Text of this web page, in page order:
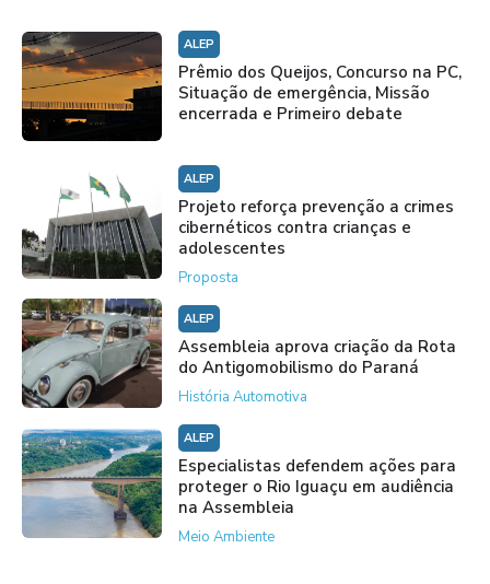
ALEP
Prêmio dos Queijos, Concurso na PC,
Situação de emergência, Missão
encerrada e Primeiro debate
ALEP
Projeto reforça prevenção a crimes
cibernéticos contra crianças e
adolescentes
Proposta
ALEP
Assembleia aprova criação da Rota
do Antigomobilismo do Paraná
História Automotiva
ALEP
Especialistas defendem ações para
proteger o Rio Iguaçu em audiência
na Assembleia
Meio Ambiente